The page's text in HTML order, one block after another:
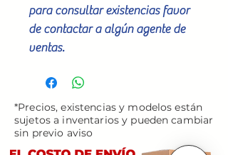
para consultar existencias favor
de contactar a algún agente de
ventas.
*Precios, existencias y modelos están
sujetos a inventarios y pueden cambiar
sin previo aviso